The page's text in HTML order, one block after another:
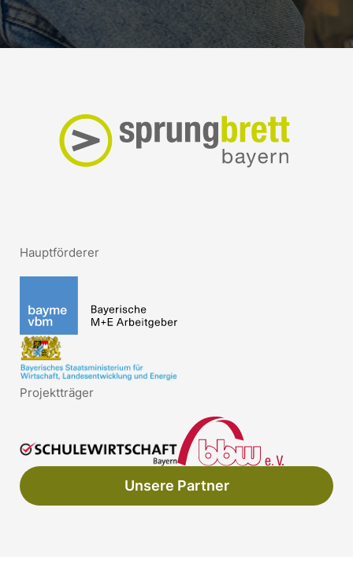
Hauptförderer
Projektträger
Unsere Partner